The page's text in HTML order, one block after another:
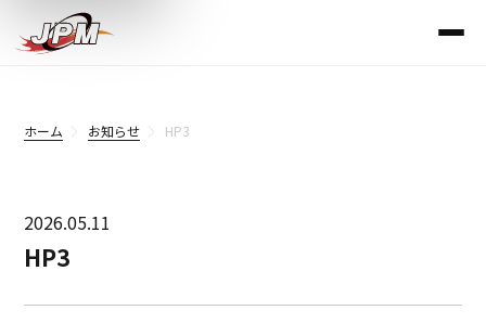
ホーム お知らせ HP3
2026.05.11
HP3